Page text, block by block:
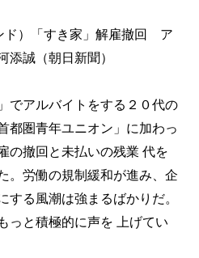
ド）「すき家」解雇撤回 ア
誠（朝日新聞）
でアルバイトをする２０代の
都圏青年ユニオン」に加わっ
の撤回と未払いの残業 代を
。労働の規制緩和が進み、企
する風潮は強まるばかりだ。
っと積極的に声を 上げてい